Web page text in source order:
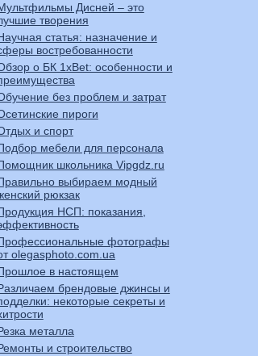
Дисней – это
творения
статья: назначение и
востребованности
о БК 1xBet: особенности и
без проблем и затрат
пироги
и спорт
мебели для персонала
школьника Vipgdz.ru
выбираем модный
рюкзак
НСП: показания,
фотографы
olegasphoto.com.ua
в настоящем
брендовые джинсы и
некоторые секреты и
металла
и строительство